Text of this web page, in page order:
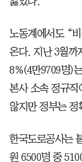
노동계에서도 “
온다. 지난 3월까
8%(4만9709명)
본사 소속 정규직
않지만 정부는 정
한국도로공사는
원 6500명 중